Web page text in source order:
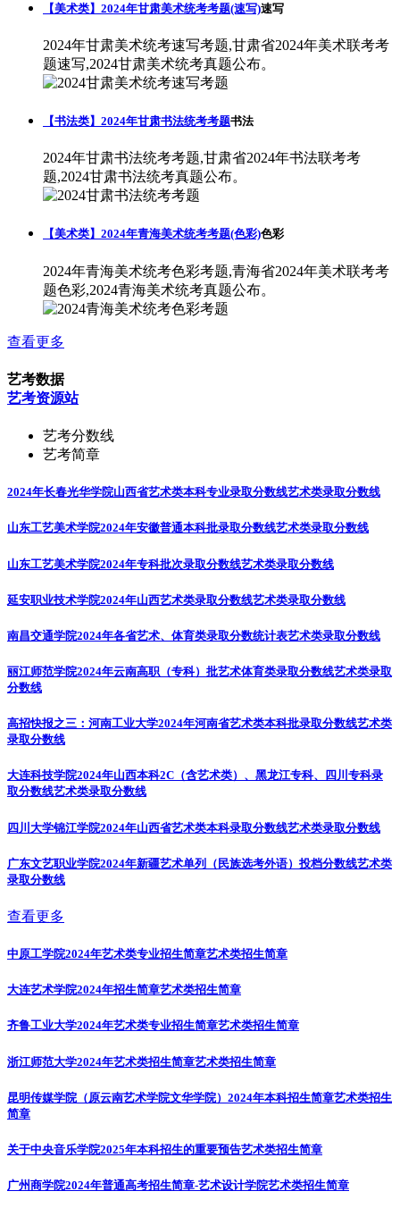
【美术类】2024年甘肃美术统考考题(速写)速写
2024年甘肃美术统考速写考题,甘肃省2024年美术联考考
题速写,2024甘肃美术统考真题公布。
【书法类】2024年甘肃书法统考考题书法
2024年甘肃书法统考考题,甘肃省2024年书法联考考
题,2024甘肃书法统考真题公布。
【美术类】2024年青海美术统考考题(色彩)色彩
2024年青海美术统考色彩考题,青海省2024年美术联考考
题色彩,2024青海美术统考真题公布。
查看更多
艺考数据
艺考资源站
艺考分数线
艺考简章
2024年长春光华学院山西省艺术类本科专业录取分数线艺术类录取分数线
山东工艺美术学院2024年安徽普通本科批录取分数线艺术类录取分数线
山东工艺美术学院2024年专科批次录取分数线艺术类录取分数线
延安职业技术学院2024年山西艺术类录取分数线艺术类录取分数线
南昌交通学院2024年各省艺术、体育类录取分数统计表艺术类录取分数线
丽江师范学院2024年云南高职（专科）批艺术体育类录取分数线艺术类录取
分数线
高招快报之三：河南工业大学2024年河南省艺术类本科批录取分数线艺术类
录取分数线
大连科技学院2024年山西本科2C（含艺术类）、黑龙江专科、四川专科录
取分数线艺术类录取分数线
四川大学锦江学院2024年山西省艺术类本科录取分数线艺术类录取分数线
广东文艺职业学院2024年新疆艺术单列（民族选考外语）投档分数线艺术类
录取分数线
查看更多
中原工学院2024年艺术类专业招生简章艺术类招生简章
大连艺术学院2024年招生简章艺术类招生简章
齐鲁工业大学2024年艺术类专业招生简章艺术类招生简章
浙江师范大学2024年艺术类招生简章艺术类招生简章
昆明传媒学院（原云南艺术学院文华学院）2024年本科招生简章艺术类招生
简章
关于中央音乐学院2025年本科招生的重要预告艺术类招生简章
广州商学院2024年普通高考招生简章-艺术设计学院艺术类招生简章